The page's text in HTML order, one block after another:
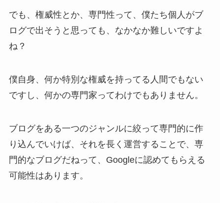
でも、権威性とか、専門性って、僕たち個人がブ
ログで出そうと思っても、なかなか難しいですよ
ね？
僕自身、何か特別な権威を持ってる人間でもない
ですし、何かの専門家ってわけでもありません。
ブログをある一つのジャンルに絞って専門的に作
り込んでいけば、それを長く運営することで、専
門的なブログだねって、Googleに認めてもらえる
可能性はあります。